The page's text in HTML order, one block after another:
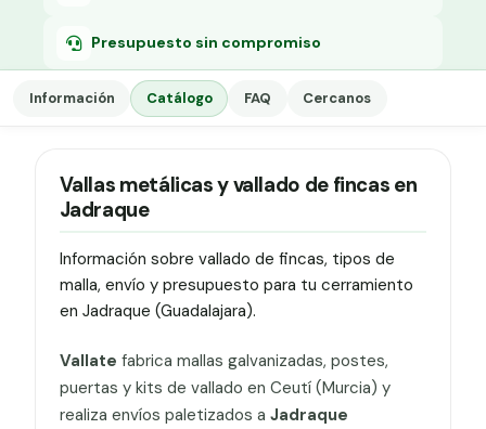
Presupuesto sin compromiso
Información Catálogo FAQ Cercanos
Vallas metálicas y vallado de fincas en
Jadraque
Información sobre vallado de fincas, tipos de
malla, envío y presupuesto para tu cerramiento
en Jadraque (Guadalajara).
Vallate fabrica mallas galvanizadas, postes,
puertas y kits de vallado en Ceutí (Murcia) y
realiza envíos paletizados a Jadraque